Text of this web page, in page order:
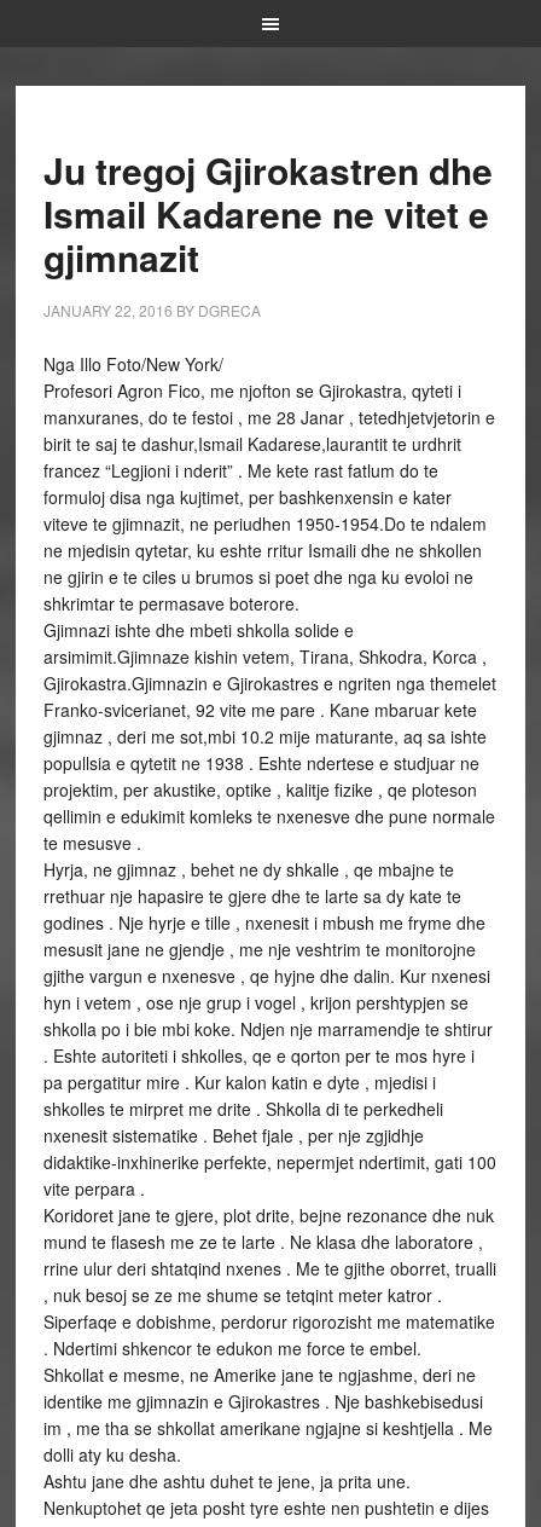
Ju tregoj Gjirokastren dhe
Ismail Kadarene ne vitet e
gjimnazit
JANUARY 22, 2016 BY DGRECA
Nga Illo Foto/New York/
Profesori Agron Fico, me njofton se Gjirokastra, qyteti i
manxuranes, do te festoi , me 28 Janar , tetedhjetvjetorin e
birit te saj te dashur,Ismail Kadarese,laurantit te urdhrit
francez “Legjioni i nderit” . Me kete rast fatlum do te
formuloj disa nga kujtimet, per bashkenxensin e kater
viteve te gjimnazit, ne periudhen 1950-1954.Do te ndalem
ne mjedisin qytetar, ku eshte rritur Ismaili dhe ne shkollen
ne gjirin e te ciles u brumos si poet dhe nga ku evoloi ne
shkrimtar te permasave boterore.
Gjimnazi ishte dhe mbeti shkolla solide e
arsimimit.Gjimnaze kishin vetem, Tirana, Shkodra, Korca ,
Gjirokastra.Gjimnazin e Gjirokastres e ngriten nga themelet
Franko-svicerianet, 92 vite me pare . Kane mbaruar kete
gjimnaz , deri me sot,mbi 10.2 mije maturante, aq sa ishte
popullsia e qytetit ne 1938 . Eshte ndertese e studjuar ne
projektim, per akustike, optike , kalitje fizike , qe ploteson
qellimin e edukimit komleks te nxenesve dhe pune normale
te mesusve .
Hyrja, ne gjimnaz , behet ne dy shkalle , qe mbajne te
rrethuar nje hapasire te gjere dhe te larte sa dy kate te
godines . Nje hyrje e tille , nxenesit i mbush me fryme dhe
mesusit jane ne gjendje , me nje veshtrim te monitorojne
gjithe vargun e nxenesve , qe hyjne dhe dalin. Kur nxenesi
hyn i vetem , ose nje grup i vogel , krijon pershtypjen se
shkolla po i bie mbi koke. Ndjen nje marramendje te shtirur
. Eshte autoriteti i shkolles, qe e qorton per te mos hyre i
pa pergatitur mire . Kur kalon katin e dyte , mjedisi i
shkolles te mirpret me drite . Shkolla di te perkedheli
nxenesit sistematike . Behet fjale , per nje zgjidhje
didaktike-inxhinerike perfekte, nepermjet ndertimit, gati 100
vite perpara .
Koridoret jane te gjere, plot drite, bejne rezonance dhe nuk
mund te flasesh me ze te larte . Ne klasa dhe laboratore ,
rrine ulur deri shtatqind nxenes . Me te gjithe oborret, trualli
, nuk besoj se ze me shume se tetqint meter katror .
Siperfaqe e dobishme, perdorur rigorozisht me matematike
. Ndertimi shkencor te edukon me force te embel.
Shkollat e mesme, ne Amerike jane te ngjashme, deri ne
identike me gjimnazin e Gjirokastres . Nje bashkebisedusi
im , me tha se shkollat amerikane ngjajne si keshtjella . Me
dolli aty ku desha.
Ashtu jane dhe ashtu duhet te jene, ja prita une.
Nenkuptohet qe jeta posht tyre eshte nen pushtetin e dijes